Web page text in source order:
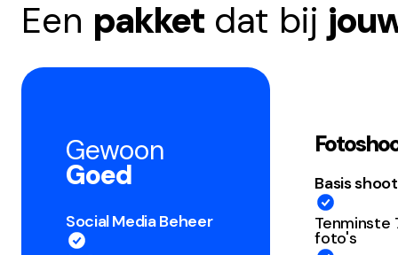
Een pakket dat bij
Gewoon
Goed
Social Media Beheer
Basis shoot
Tenminste
foto's